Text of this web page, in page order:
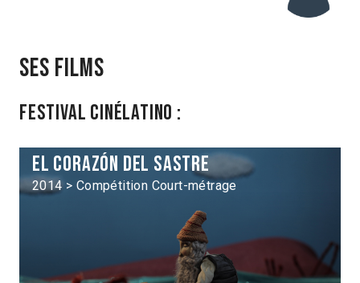
Ses films
Festival Cinélatino :
El corazón del sastre
2014 > Compétition Court-métrage